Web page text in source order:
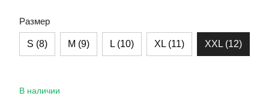
Размер
S (8) M (9) L (10) XL (11) XXL (12)
В наличии